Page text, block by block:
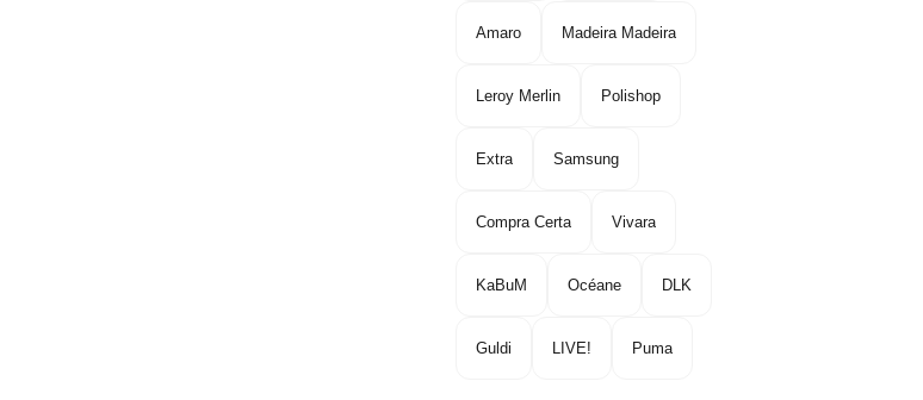
Amaro Madeira Madeira
Leroy Merlin Polishop
Extra Samsung
Compra Certa Vivara
KaBuM Océane DLK
Guldi LIVE! Puma